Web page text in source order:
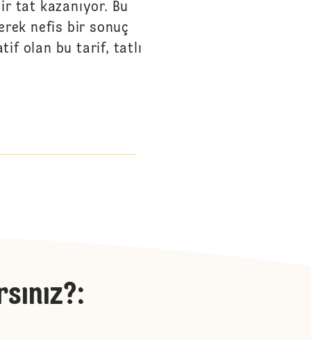
tat kazanıyor. Bu
nefis bir sonuç
olan bu tarif, tatlı
: